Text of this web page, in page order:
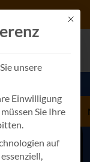
Mit
unsere
Einwilligung
Sie Ihre
auf